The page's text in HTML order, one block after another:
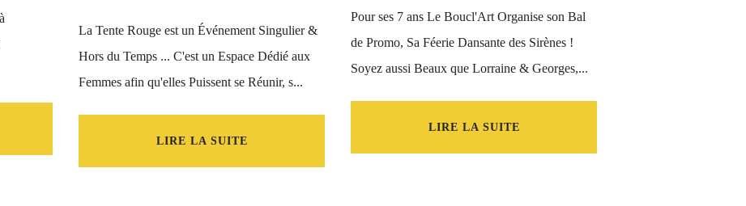
La Tente Rouge est un Événement Singulier &
Hors du Temps ... C'est un Espace Dédié aux
Femmes afin qu'elles Puissent se Réunir, s...
LIRE LA SUITE
Pour ses 7 ans Le Boucl'Art Organise son Bal
de Promo, Sa Féerie Dansante des Sirènes !
Soyez aussi Beaux que Lorraine & Georges,...
LIRE LA SUITE